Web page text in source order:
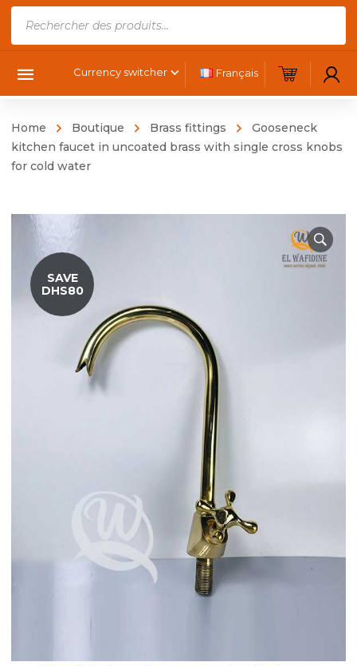
Français
Currency switcher
Home Boutique Brass fittings
Gooseneck
kitchen faucet in uncoated brass with single cross knobs
for cold water
SAVE
DHS80